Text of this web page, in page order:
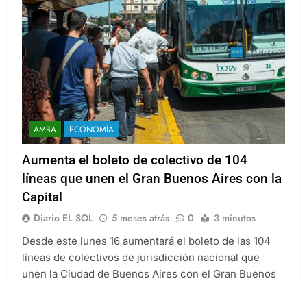
AMBA ECONOMÍA
Aumenta el boleto de colectivo de 104
líneas que unen el Gran Buenos Aires con la
Capital
Diario EL SOL 5 meses atrás 0 3 minutos
Desde este lunes 16 aumentará el boleto de las 104
líneas de colectivos de jurisdicción nacional que
unen la Ciudad de Buenos Aires con el Gran Buenos